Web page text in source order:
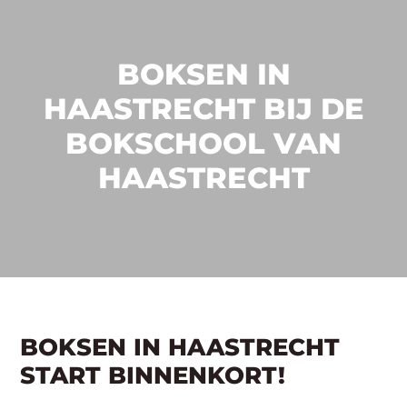
BOKSEN IN
HAASTRECHT BIJ DE
BOKSCHOOL VAN
HAASTRECHT
BOKSEN IN HAASTRECHT
START BINNENKORT!